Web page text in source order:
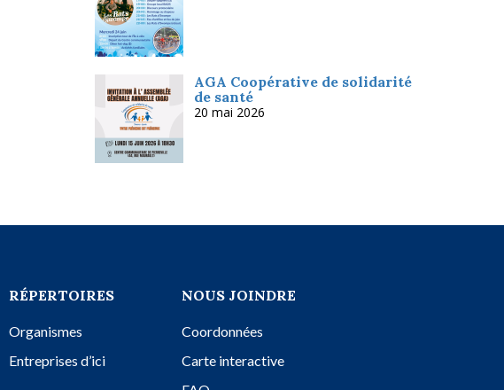
AGA Coopérative de solidarité
de santé
20 mai 2026
RÉPERTOIRES
Organismes
Entreprises d’ici
NOUS JOINDRE
Coordonnées
Carte interactive